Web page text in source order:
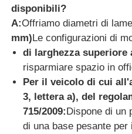
disponibili?
A:Offriamo diametri di
mm)Le configurazioni di
di larghezza superiore
risparmiare spazio in
Per il veicolo di cui
3, lettera a), del
715/2009:Dispone di un
di una base pesante